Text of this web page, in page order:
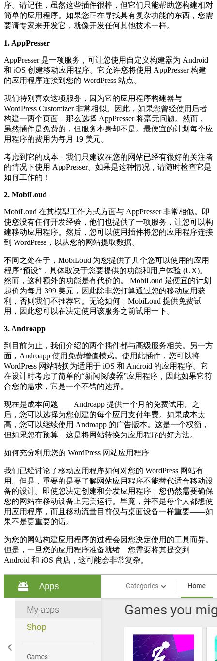
序。请记住，虽然这些插件很棒，但它们只能帮助您构建相对
简单的应用程序。如果您正在寻找具有复杂功能的东西，您需
要请专家来开发它，就像开发任何其他技术一样。
1. AppPresser
AppPresser 是一项服务，可让您使用自定义构建器为 Android
和 iOS 创建移动应用程序。它允许您将使用 AppPresser 构建
的应用程序连接到您的 WordPress 站点。
我们特别喜欢这项服务，因为它的应用程序构建器与
WordPress Customizer 非常相似。因此，如果您曾经使用后者
构建一两个页面，那么选择 AppPresser 将毫无问题。然而，
虽然插件是免费的，但服务本身却不是。最便宜的计划每个应
用程序的费用为每月 19 美元。
考虑到它的成本，我们只建议在您的网站已经有很好的关注者
的情况下使用 AppPresser。如果是这种情况，请随时检查它是
如何工作的！
2. MobiLoud
MobiLoud 在其模型工作方式方面与 AppPresser 非常相似。即
使您没有任何开发经验，他们也提供了一项服务，让您可以构
建移动应用程序。然后，您可以使用插件将您的应用程序连接
到 WordPress，以从您的网站提取数据。
不同之处在于，MobiLoud 为您提供了几个您可以使用的应用
程序“预设”，具体取决于您要提供的功能和用户体验 (UX)。
然而，这种额外的功能是有代价的。 MobiLoud 最便宜的计划
起价为每月 399 美元，因此除非您打算通过您的移动应用获
利，否则我们不推荐它。无论如何，MobiLoud 提供免费试
用，因此您可以在决定使用该服务之前试用一下。
3. Androapp
到目前为止，我们介绍的两个插件都与高级服务相关。另一方
面，Androapp 使用免费增值模式。使用此插件，您可以将
WordPress 网站转换为适用于 iOS 和 Android 的应用程序。它
在设计时考虑了简单的“新闻阅读器”应用程序，因此如果它符
合您的需求，它是一个不错的选择。
现在是成本问题——Androapp 提供一个月的免费试用。之
后，您可以选择为您创建的每个应用支付年费。如果成本太
高，您可以继续使用 Androapp 的广告版本。这是一个权衡，
但如果您有预算，这是将网站转换为应用程序的好方法。
如何充分利用您的 WordPress 网站应用程序
我们已经讨论了移动应用程序如何对您的 WordPress 网站有
用。但是，重要的是要了解网站应用程序不能替代适合移动设
备的设计。即使您决定创建和分发应用程序，您仍然需要确保
您的网站在移动设备上完美运行。毕竟，并不是每个人都想使
用应用程序，而且移动流量目前仅与桌面设备一样重要——如
果不是更重要的话。
为您的网站构建应用程序的过程会因您决定使用的工具而异。
但是，一旦您的应用程序准备就绪，您需要将其提交到
Android 和 iOS 商店，这可能会非常复杂。